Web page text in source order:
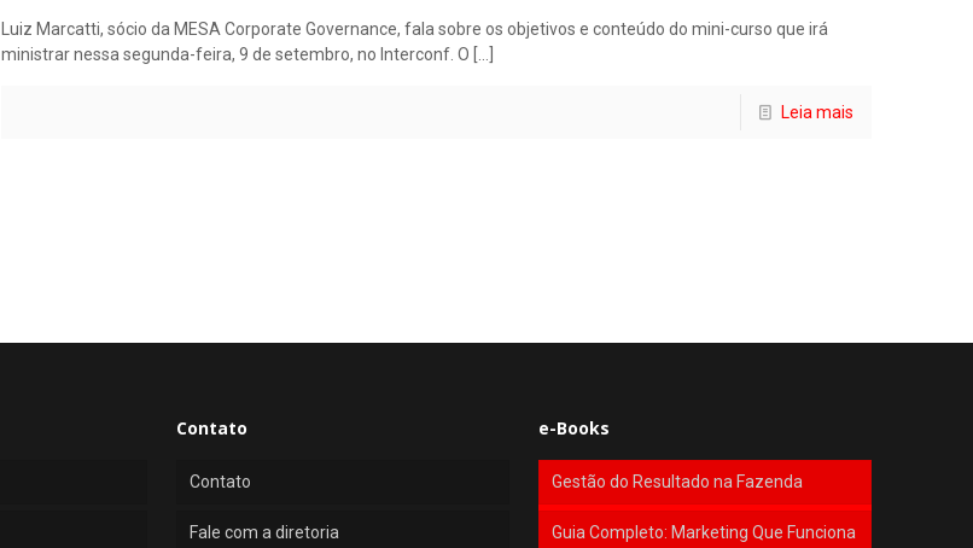
Luiz Marcatti, sócio da MESA Corporate Governance, fala sobre os objetivos e conteúdo do mini-curso que irá
ministrar nessa segunda-feira, 9 de setembro, no Interconf. O
Leia mais
Contato
Contato
Fale com a diretoria
e-Books
Gestão do Resultado na Fazenda
Guia Completo: Marketing Que Funciona